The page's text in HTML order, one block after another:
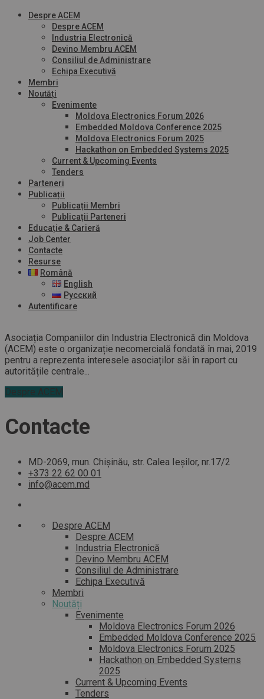
Despre ACEM
Despre ACEM
Industria Electronică
Devino Membru ACEM
Consiliul de Administrare
Echipa Executivă
Membri
Noutăți
Evenimente
Moldova Electronics Forum 2026
Embedded Moldova Conference 2025
Moldova Electronics Forum 2025
Hackathon on Embedded Systems 2025
Current & Upcoming Events
Tenders
Parteneri
Publicații
Publicații Membri
Publicații Parteneri
Educație & Carieră
Job Center
Contacte
Resurse
Română
English
Русский
Autentificare
Asociația Companiilor din Industria Electronică din Moldova
(ACEM) este o organizație necomercială fondată în mai, 2019
pentru a reprezenta interesele asociaților săi în raport cu
autoritățile centrale...
Despre ACEM
Contacte
MD-2069, mun. Chișinău, str. Calea Ieșilor, nr.17/2
+373 22 62 00 01
info@acem.md
Despre ACEM
Despre ACEM
Industria Electronică
Devino Membru ACEM
Consiliul de Administrare
Echipa Executivă
Membri
Noutăți
Evenimente
Moldova Electronics Forum 2026
Embedded Moldova Conference 2025
Moldova Electronics Forum 2025
Hackathon on Embedded Systems
2025
Current & Upcoming Events
Tenders